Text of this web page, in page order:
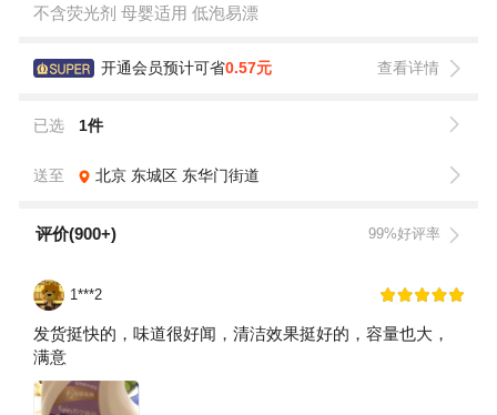
不含荧光剂 母婴适用 低泡易漂
开通会员预计可省0.57元 查看详情
已选 1件
送至 北京 东城区 东华门街道
评价(900+) 99%好评率
1***2
发货挺快的，味道很好闻，清洁效果挺好的，容量也大，
满意